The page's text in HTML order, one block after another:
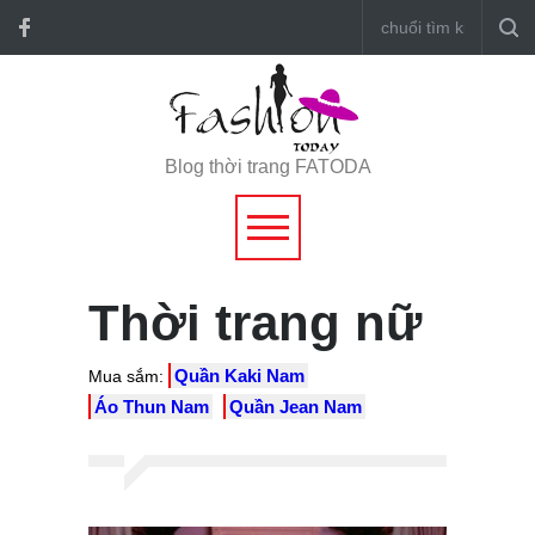
Blog thời trang FATODA
Thời trang nữ
Mua sắm:
Quần Kaki Nam
Áo Thun Nam
Quần Jean Nam